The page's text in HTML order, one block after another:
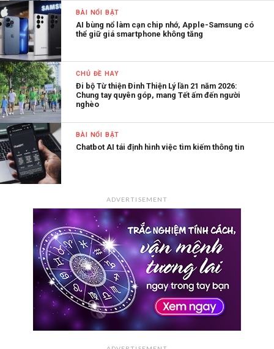
BÀI NỔI BẬT
AI bùng nổ làm cạn chip nhớ, Apple-Samsung có
thể giữ giá smartphone không tăng
CHỦ ĐỀ HAY
Đi bộ Từ thiện Đinh Thiện Lý lần 21 năm 2026:
Chung tay quyên góp, mang Tết ấm đến người
nghèo
BÀI NỔI BẬT
Chatbot AI tái định hình việc tìm kiếm thông tin
ADVERTISEMENT